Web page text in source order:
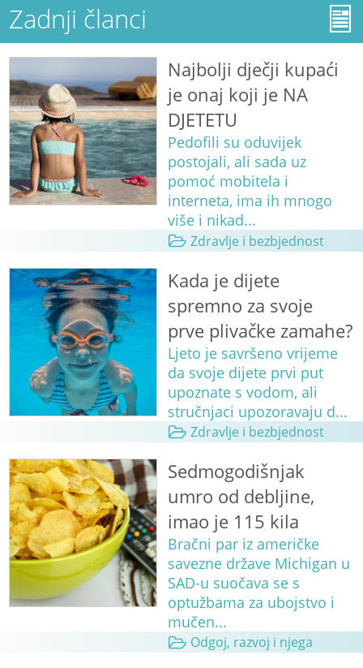
Zadnji članci
Najbolji dječji kupaći
je onaj koji je NA
DJETETU
Pedofili su oduvijek
postojali, ali sada uz
pomoć mobitela i
interneta, ima ih mnogo
više i nikad...
Zdravlje i bezbjednost
Kada je dijete
spremno za svoje
prve plivačke zamahe?
Ljeto je savršeno vrijeme
da svoje dijete prvi put
upoznate s vodom, ali
stručnjaci upozoravaju d...
Zdravlje i bezbjednost
Sedmogodišnjak
umro od debljine,
imao je 115 kila
Bračni par iz američke
savezne države Michigan u
SAD-u suočava se s
optužbama za ubojstvo i
mučen...
Odgoj, razvoj i njega